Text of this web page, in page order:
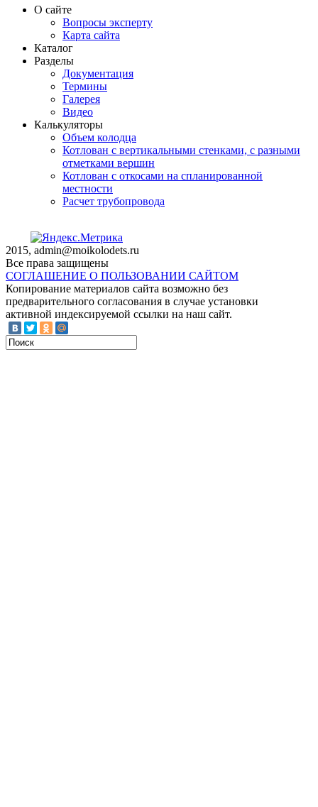
О сайте
Вопросы эксперту
Карта сайта
Каталог
Разделы
Документация
Термины
Галерея
Видео
Калькуляторы
Объем колодца
Котлован с вертикальными стенками, с разными
отметками вершин
Котлован с откосами на спланированной
местности
Расчет трубопровода
2015, admin@moikolodets.ru
Все права защищены
СОГЛАШЕНИЕ О ПОЛЬЗОВАНИИ САЙТОМ
Копирование материалов сайта возможно без
предварительного согласования в случае установки
активной индексируемой ссылки на наш сайт.